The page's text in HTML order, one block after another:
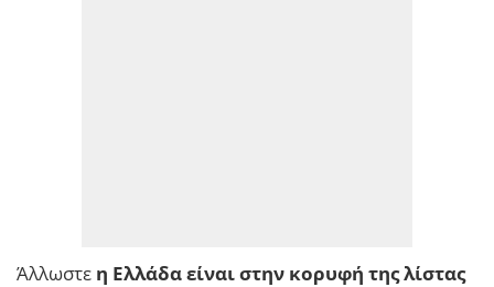
Άλλωστε η Ελλάδα είναι στην κορυφή της λίστας